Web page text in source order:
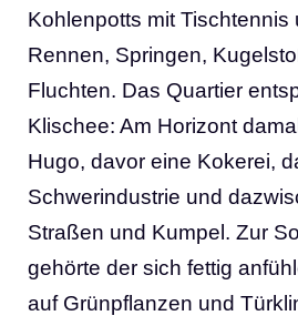
Kohlenpotts mit Tischtennis
Rennen, Springen,
Fluchten. Das Quartier
Klischee: Am Horizont
Hugo, davor eine Kokerei,
Schwerindustrie und
Straßen und Kumpel. Zur
gehörte der sich fettig
auf Grünpflanzen und